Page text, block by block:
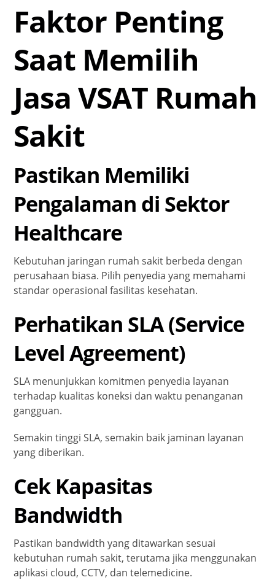
Faktor Penting
Saat Memilih
Jasa VSAT Rumah
Sakit
Pastikan Memiliki
Pengalaman di Sektor
Healthcare
Kebutuhan jaringan rumah sakit berbeda dengan
perusahaan biasa. Pilih penyedia yang memahami
standar operasional fasilitas kesehatan.
Perhatikan SLA (Service
Level Agreement)
SLA menunjukkan komitmen penyedia layanan
terhadap kualitas koneksi dan waktu penanganan
gangguan.
Semakin tinggi SLA, semakin baik jaminan layanan
yang diberikan.
Cek Kapasitas
Bandwidth
Pastikan bandwidth yang ditawarkan sesuai
kebutuhan rumah sakit, terutama jika menggunakan
aplikasi cloud, CCTV, dan telemedicine.